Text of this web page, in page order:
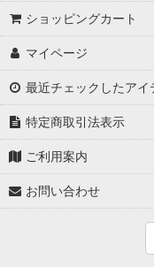
ショッピングカート
マイページ
最近チェックしたアイ
特定商取引法表示
ご利用案内
お問い合わせ